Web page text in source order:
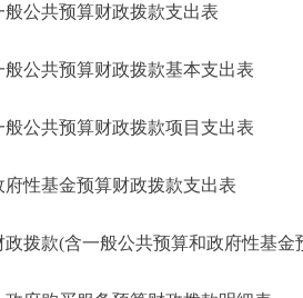
ENGLISH
共预算财政拨款支出表
共预算财政拨款基本支出表
共预算财政拨款项目支出表
基金预算财政拨款支出表
款(含一般公共预算和政府性基金